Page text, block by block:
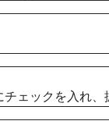
ェックを入れ